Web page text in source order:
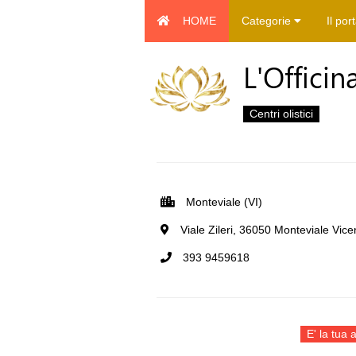
HOME Categorie Il
Centri olistici
Monteviale (VI)
Viale Zileri, 36050 Monteviale
393 9459618
E' la tua